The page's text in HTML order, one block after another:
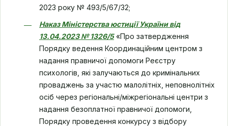
2023 року № 493/5/67/32;
Наказ Міністерства юстиції України від
13.04.2023 № 1326/5«Про затвердження
Порядку ведення Координаційним центром з
надання правничої допомоги Реєстру
психологів, які залучаються до кримінальних
проваджень за участю малолітніх, неповнолітніх
осіб через регіональні/міжрегіональні центри з
надання безоплатної правничої допомоги,
Порядку проведення конкурсу з відбору